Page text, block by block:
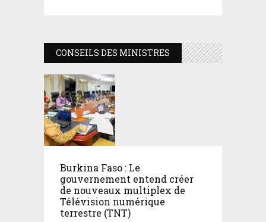
CONSEILS DES MINISTRES
Burkina Faso : Le
gouvernement entend créer
de nouveaux multiplex de
Télévision numérique
terrestre (TNT)